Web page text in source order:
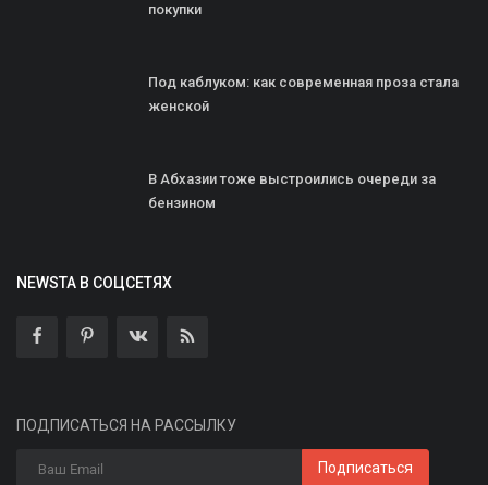
покупки
Под каблуком: как современная проза стала
женской
В Абхазии тоже выстроились очереди за
бензином
NEWSTA В СОЦСЕТЯХ
ПОДПИСАТЬСЯ НА РАССЫЛКУ
Подписаться